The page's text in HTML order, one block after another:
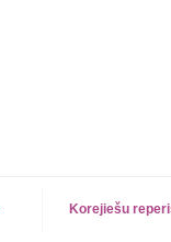
Korejiešu